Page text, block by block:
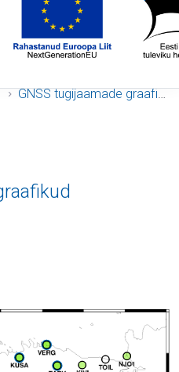
GNSS tugijaamade graafikud